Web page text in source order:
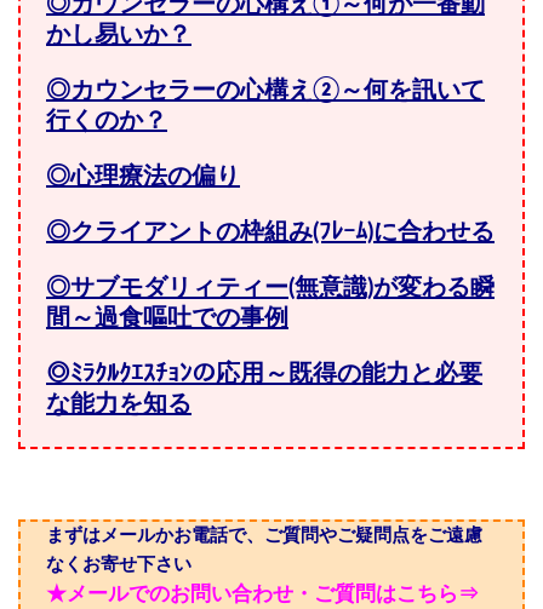
かし易いか？
◎カウンセラーの心構え②～何を訊いて
行くのか？
◎心理療法の偏り
◎クライアントの枠組み(ﾌﾚｰﾑ)に合わせる
◎サブモダリィティー(無意識)が変わる瞬
間～過食嘔吐での事例
◎ﾐﾗｸﾙｸｴｽﾁｮﾝの応用～既得の能力と必要
な能力を知る
まずはメールかお電話で、ご質問やご疑問点をご遠慮
なくお寄せ下さい
★メールでのお問い合わせ・ご質問はこちら⇒